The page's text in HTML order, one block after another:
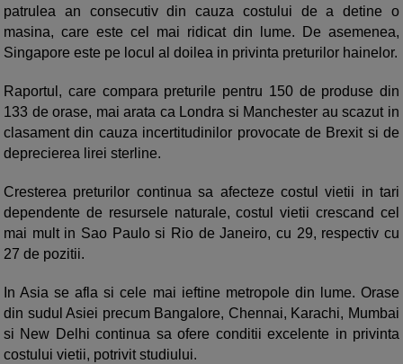
patrulea an consecutiv din cauza costului de a detine o
masina, care este cel mai ridicat din lume. De asemenea,
Singapore este pe locul al doilea in privinta preturilor hainelor.
Raportul, care compara preturile pentru 150 de produse din
133 de orase, mai arata ca Londra si Manchester au scazut in
clasament din cauza incertitudinilor provocate de Brexit si de
deprecierea lirei sterline.
Cresterea preturilor continua sa afecteze costul vietii in tari
dependente de resursele naturale, costul vietii crescand cel
mai mult in Sao Paulo si Rio de Janeiro, cu 29, respectiv cu
27 de pozitii.
In Asia se afla si cele mai ieftine metropole din lume. Orase
din sudul Asiei precum Bangalore, Chennai, Karachi, Mumbai
si New Delhi continua sa ofere conditii excelente in privinta
costului vietii, potrivit studiului.